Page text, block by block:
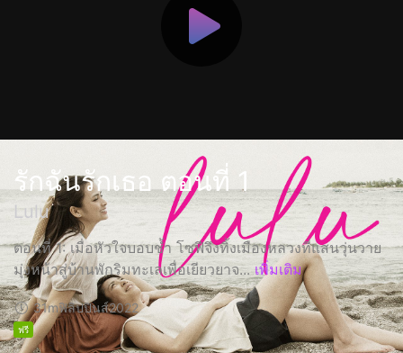
รักฉันรักเธอ ตอนที่ 1
Lulu
ตอนที่ 1: เมื่อหัวใจบอบช้ำ โซฟีจึงทิ้งเมืองหลวงที่แสนวุ่นวาย
มุ่งหน้าสู่บ้านพักริมทะเลเพื่อเยียวยาจ... เพิ่มเติม
31mฟิลิปปินส์2022
ฟรี